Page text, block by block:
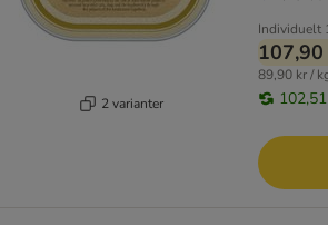
2 varianter
Individuelt
89,90 kr /